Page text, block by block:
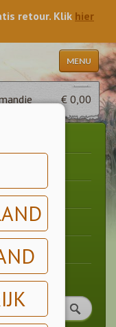
retour. Klik hier
MENU
€ 0,00